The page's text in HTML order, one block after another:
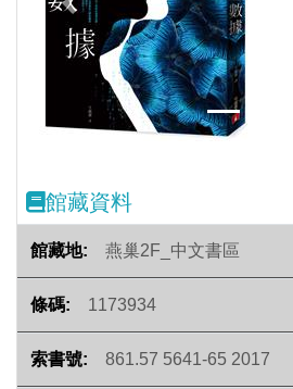
Previous
館藏資料
燕巢2F_中文書區
1173934
861.57 5641-65 2017